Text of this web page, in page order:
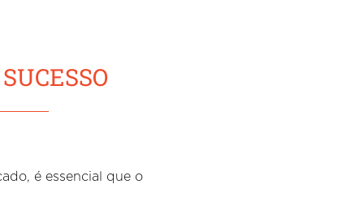
é essencial que o